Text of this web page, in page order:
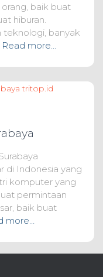
baik buat
hiburan.
banyak
Read more…
di Indonesia yang
komputer yang
permintaan
baik buat
more…